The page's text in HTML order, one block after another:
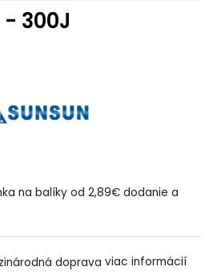
- 300J
na balíky od 2,89€ dodanie a
doprava viac informácií